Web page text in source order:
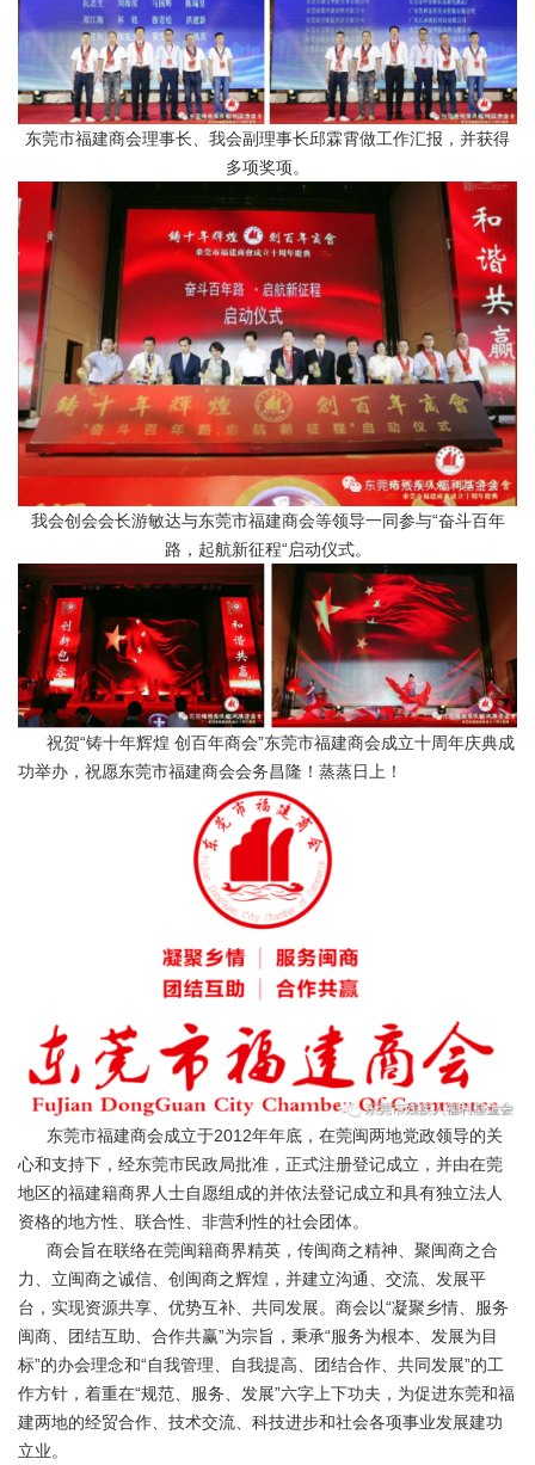
东莞市福建商会理事长、我会副理事长邱霖霄做工作汇报，并获得
多项奖项。
我会创会会长游敏达与东莞市福建商会等领导一同参与“奋斗百年
路，起航新征程“启动仪式。
祝贺“铸十年辉煌 创百年商会”东莞市福建商会成立十周年庆典成
功举办，祝愿东莞市福建商会会务昌隆！蒸蒸日上！
东莞市福建商会成立于2012年年底，在莞闽两地党政领导的关
心和支持下，经东莞市民政局批准，正式注册登记成立，并由在莞
地区的福建籍商界人士自愿组成的并依法登记成立和具有独立法人
资格的地方性、联合性、非营利性的社会团体。
商会旨在联络在莞闽籍商界精英，传闽商之精神、聚闽商之合
力、立闽商之诚信、创闽商之辉煌，并建立沟通、交流、发展平
台，实现资源共享、优势互补、共同发展。商会以“凝聚乡情、服务
闽商、团结互助、合作共赢”为宗旨，秉承“服务为根本、发展为目
标”的办会理念和“自我管理、自我提高、团结合作、共同发展”的工
作方针，着重在“规范、服务、发展”六字上下功夫，为促进东莞和福
建两地的经贸合作、技术交流、科技进步和社会各项事业发展建功
立业。